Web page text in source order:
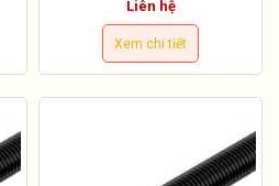
Liên hệ
Xem chi tiết